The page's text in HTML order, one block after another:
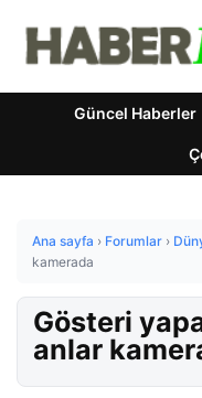
Güncel Haberler
Ana sayfa › Forumlar ›
kamerada
Gösteri
anlar